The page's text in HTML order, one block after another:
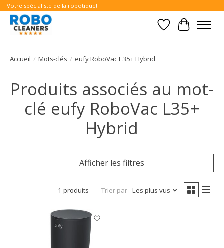
Votre spécialiste de la robotique!
Liste dePanier
Accueil / Mots-clés / eufy RoboVac L35+ Hybrid
Produits associés au mot-
clé eufy RoboVac L35+
Hybrid
Afficher les filtres
1 produits Trier par Les plus vus